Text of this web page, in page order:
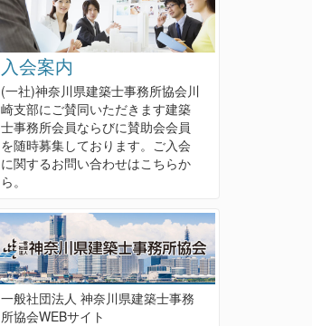
入会案内
(一社)神奈川県建築士事務所協会川
崎支部にご賛同いただきます建築
士事務所会員ならびに賛助会会員
を随時募集しております。ご入会
に関するお問い合わせはこちらか
ら。
一般社団法人 神奈川県建築士事務
所協会WEBサイト